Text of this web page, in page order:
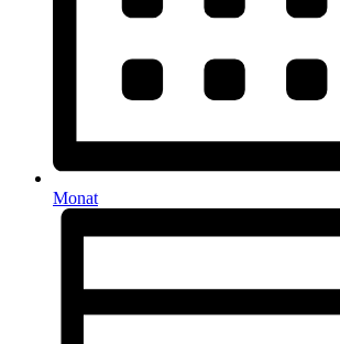
Monat